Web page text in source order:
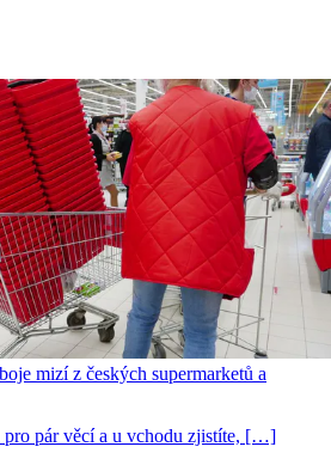
mizí z českých supermarketů a
pro pár věcí a u vchodu zjistíte, […]